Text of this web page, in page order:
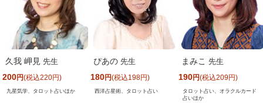
久我 岬見 先生
200円(税込220円)
九星気学、タロット占いほか
ぴあの 先生
180円(税込198円)
西洋占星術、タロット占い
まみこ 先生
190円(税込209円)
タロット占い、オラクルカード
占いほか